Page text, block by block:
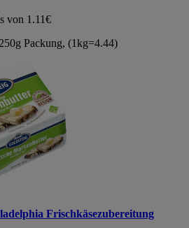
von 1.11€
Packung, (1kg=4.44)
Frischkäsezubereitung